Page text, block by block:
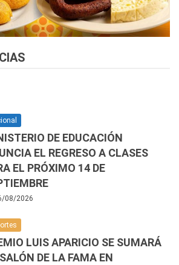
DE EDUCACIÓN
EL REGRESO A CLASES
EL PRÓXIMO 14 DE
08/2026
LUIS APARICIO SE SUMARÁ
DE LA FAMA EN